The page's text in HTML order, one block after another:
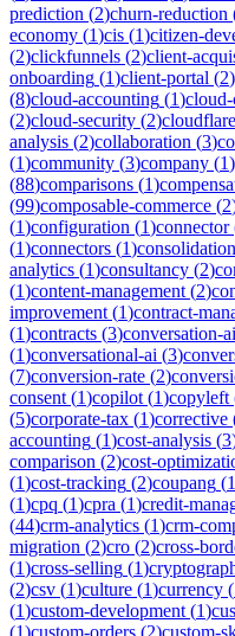
prediction (2)churn-reduction
economy (1)cis (1)citizen-
(2)clickfunnels (2)client-
onboarding (1)client-portal (2)
(8)cloud-accounting (1)cloud-
(2)cloud-security (2)cloudflare
analysis (2)collaboration (3)
(1)community (3)company (1)
(88)comparisons (1)
(99)composable-commerce (2
(1)configuration (1)connector
(1)connectors (1)consolidation
analytics (1)consultancy (2)
(1)content-management (2)
improvement (1)contract-
(1)contracts (3)conversation-ai
(1)conversational-ai (3)
(7)conversion-rate (2)
consent (1)copilot (1)copyleft
(5)corporate-tax (1)corrective
accounting (1)cost-analysis (3
comparison (2)cost-
(1)cost-tracking (2)coupang (1
(1)cpq (1)cpra (1)credit-
(44)crm-analytics (1)crm-
migration (2)cro (2)cross-
(1)cross-selling (1)
(2)csv (1)culture (1)currency (
(1)custom-development (1)
(1)custom-orders (2)custom-